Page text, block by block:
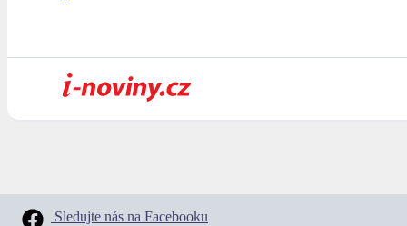
Sledujte nás na Facebooku